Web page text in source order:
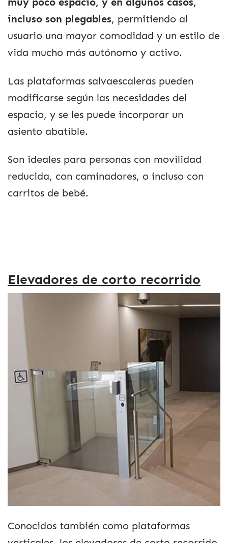
muy poco espacio, y en algunos casos,
incluso son plegables, permitiendo al
usuario una mayor comodidad y un estilo de
vida mucho más autónomo y activo.
Las plataformas salvaescaleras pueden
modificarse según las necesidades del
espacio, y se les puede incorporar un
asiento abatible.
Son ideales para personas con movilidad
reducida, con caminadores, o incluso con
carritos de bebé.
Elevadores de corto recorrido
Conocidos también como plataformas